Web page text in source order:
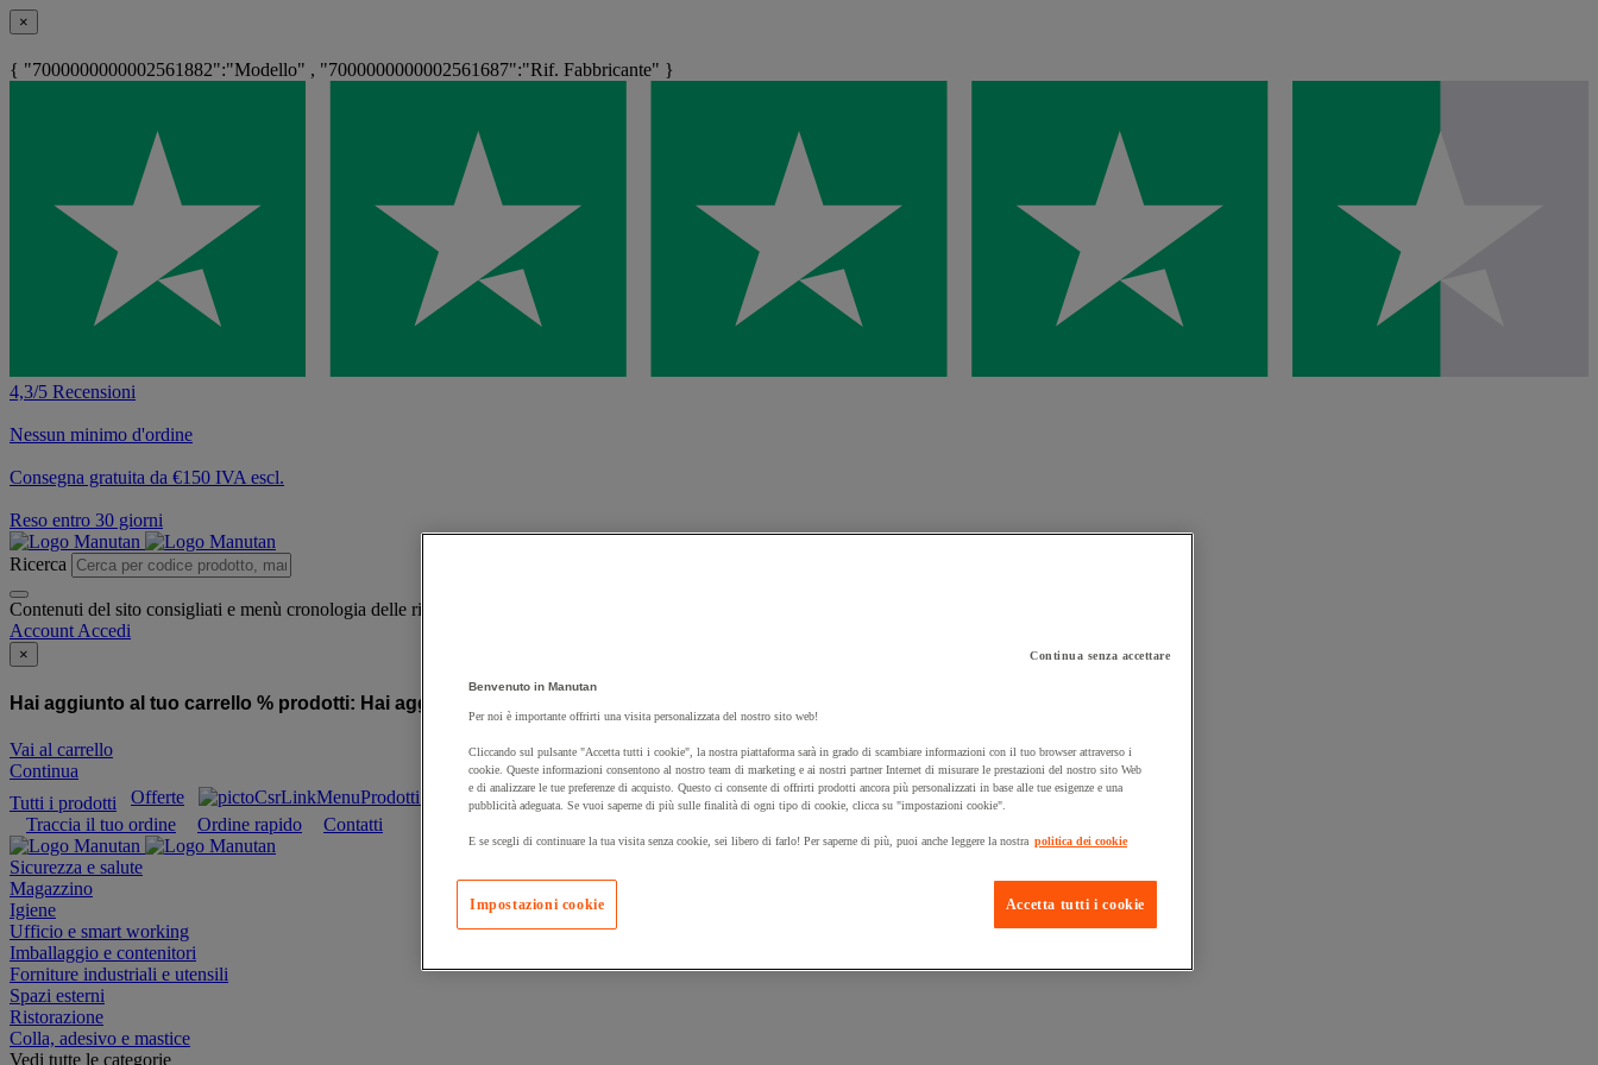
×
{ "7000000000002561882":"Modello" , "7000000000002561687":"Rif. Fabbricante" }
4,3/5 Recensioni
Nessun minimo d'ordine
Consegna gratuita da €150 IVA escl.
Reso entro 30 giorni
Ricerca
Contenuti del sito consigliati e menù cronologia delle ricerche
Account Accedi
×
Hai aggiunto al tuo carrello % prodotti: Hai aggiunto al tuo carrello un prodotto:
Vai al carrello
Continua
Tutti i prodotti
Offerte Prodotti sostenibili Manutan Expert
Prodotti in pronta consegna
Traccia il tuo ordine
Ordine rapido Contatti
Sicurezza e salute
Magazzino
Igiene
Ufficio e smart working
Imballaggio e contenitori
Forniture industriali e utensili
Spazi esterni
Ristorazione
Colla, adesivo e mastice
Vedi tutte le categorie
Continua senza accettare
Benvenuto in Manutan
Per noi è importante offrirti una visita personalizzata del nostro sito web!
Cliccando sul pulsante "Accetta tutti i cookie", la nostra piattaforma sarà in grado di scambiare informazioni con il tuo browser attraverso i
cookie. Queste informazioni consentono al nostro team di marketing e ai nostri partner Internet di misurare le prestazioni del nostro sito Web
e di analizzare le tue preferenze di acquisto. Questo ci consente di offrirti prodotti ancora più personalizzati in base alle tue esigenze e una
pubblicità adeguata. Se vuoi saperne di più sulle finalità di ogni tipo di cookie, clicca su "impostazioni cookie".
E se scegli di continuare la tua visita senza cookie, sei libero di farlo! Per saperne di più, puoi anche leggere la nostra politica dei cookie
Accetta tutti i cookie
Impostazioni cookie